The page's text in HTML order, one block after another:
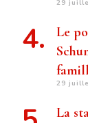
29
Le
29
La